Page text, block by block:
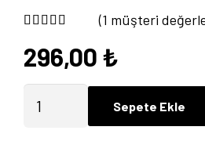
1
müşteri puanına
(1 müşteri
296,00 ₺
İkinci
Sepete Ekle